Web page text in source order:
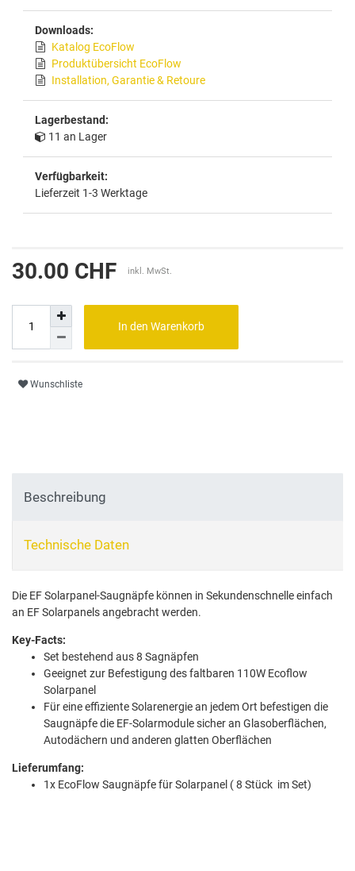
Downloads:
Katalog EcoFlow
Produktübersicht EcoFlow
Installation, Garantie & Retoure
Lagerbestand:
11 an Lager
Verfügbarkeit:
Lieferzeit 1-3 Werktage
30.00 CHF inkl. MwSt.
In den Warenkorb
Wunschliste
Beschreibung
Technische Daten
Die EF Solarpanel-Saugnäpfe können in Sekundenschnelle einfach
an EF Solarpanels angebracht werden.
Key-Facts:
Set bestehend aus 8 Sagnäpfen
Geeignet zur Befestigung des faltbaren 110W Ecoflow
Solarpanel
Für eine effiziente Solarenergie an jedem Ort befestigen die
Saugnäpfe die EF-Solarmodule sicher an Glasoberflächen,
Autodächern und anderen glatten Oberflächen
Lieferumfang:
1x EcoFlow Saugnäpfe für Solarpanel ( 8 Stück im Set)